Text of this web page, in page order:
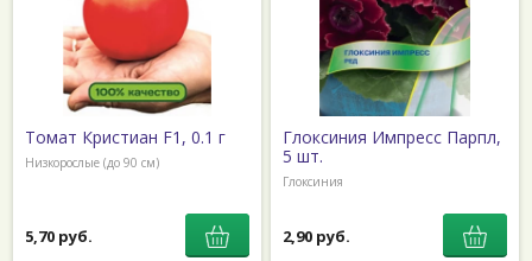
Томат Кристиан F1, 0.1 г
Низкорослые (до 90 см)
5,70 руб.
Глоксиния Импресс Парпл,
5 шт.
Глоксиния
2,90 руб.